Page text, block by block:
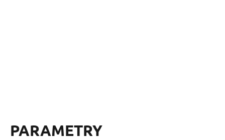
PARAMETRY